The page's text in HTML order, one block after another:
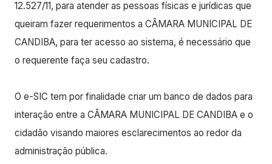
12.527/11, para atender as pessoas físicas e jurídicas que
queiram fazer requerimentos a CÂMARA MUNICIPAL DE
CANDIBA, para ter acesso ao sistema, é necessário que
o requerente faça seu cadastro.
O e-SIC tem por finalidade criar um banco de dados para
interação entre a CÂMARA MUNICIPAL DE CANDIBA e o
cidadão visando maiores esclarecimentos ao redor da
administração pública.